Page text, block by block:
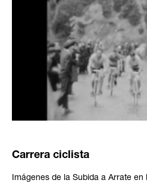
Carrera ciclista
Imágenes de la Subida a Arrate